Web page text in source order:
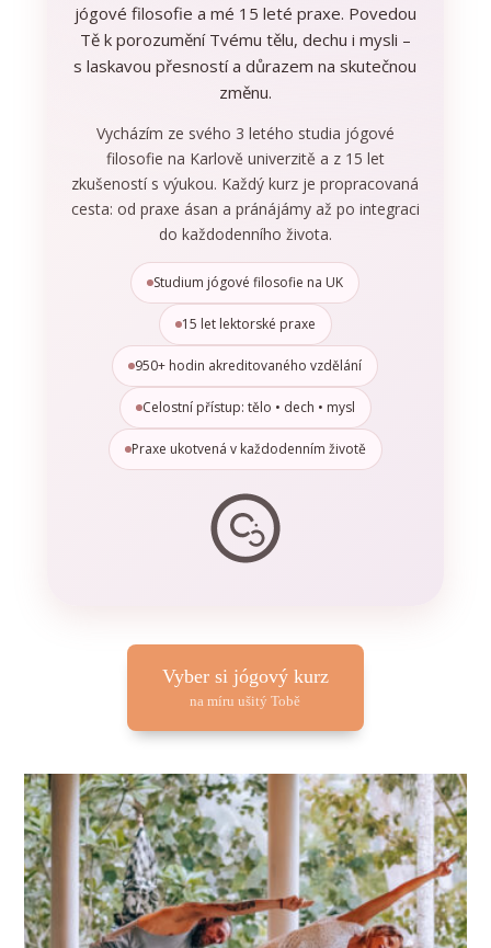
jógové filosofie a mé 15 leté praxe. Povedou
Tě k porozumění Tvému tělu, dechu i mysli –
s laskavou přesností a důrazem na skutečnou
změnu.
Vycházím ze svého 3 letého studia jógové
filosofie na Karlově univerzitě a z 15 let
zkušeností s výukou. Každý kurz je propracovaná
cesta: od praxe ásan a pránájámy až po integraci
do každodenního života.
Studium jógové filosofie na UK
15 let lektorské praxe
950+ hodin akreditovaného vzdělání
Celostní přístup: tělo • dech • mysl
Praxe ukotvená v každodenním životě
Vyber si jógový kurz
na míru ušitý Tobě